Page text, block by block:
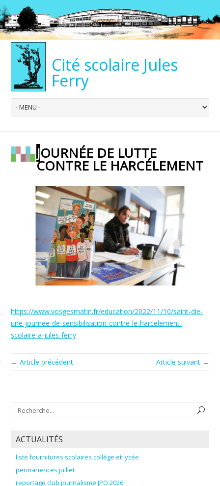
Cité scolaire Jules
Ferry
JOURNÉE DE LUTTE
CONTRE LE HARCÉLEMENT
https://www.vosgesmatin.fr/education/2022/11/10/saint-die-
une-journee-de-sensibilisation-contre-le-harcelement-
scolaire-a-jules-ferry
← Article précédent Article suivant →
ACTUALITÉS
liste fournitures scolaires collège et lycée
permanences juillet
reportage club journalisme JPO 2026